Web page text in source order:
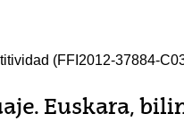
(FFI2012-37884-
Euskara,